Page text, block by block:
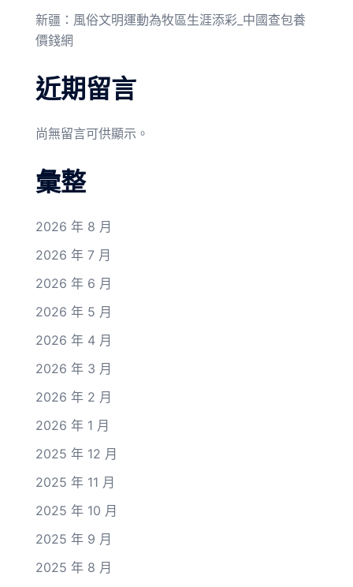
新疆：風俗文明運動為牧區生涯添彩_中國查包養
價錢網
近期留言
尚無留言可供顯示。
彙整
2026 年 8 月
2026 年 7 月
2026 年 6 月
2026 年 5 月
2026 年 4 月
2026 年 3 月
2026 年 2 月
2026 年 1 月
2025 年 12 月
2025 年 11 月
2025 年 10 月
2025 年 9 月
2025 年 8 月